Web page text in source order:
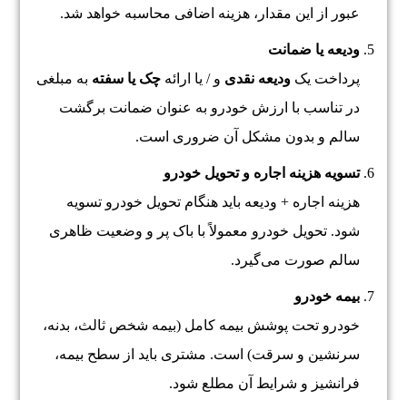
عبور از این مقدار، هزینه اضافی محاسبه خواهد شد.
ودیعه یا ضمانت
پرداخت یکودیعه نقدی و / یا ارائهچک یا سفته به مبلغی
در تناسب با ارزش خودرو به عنوان ضمانت برگشت
سالم و بدون مشکل آن ضروری است.
تسویه هزینه اجاره و تحویل خودرو
هزینه اجاره + ودیعه باید هنگام تحویل خودرو تسویه
شود. تحویل خودرو معمولاً با باک پر و وضعیت ظاهری
سالم صورت می‌گیرد.
بیمه خودرو
خودرو تحت پوشش بیمه کامل (بیمه شخص ثالث، بدنه،
سرنشین و سرقت) است. مشتری باید از سطح بیمه،
فرانشیز و شرایط آن مطلع شود.